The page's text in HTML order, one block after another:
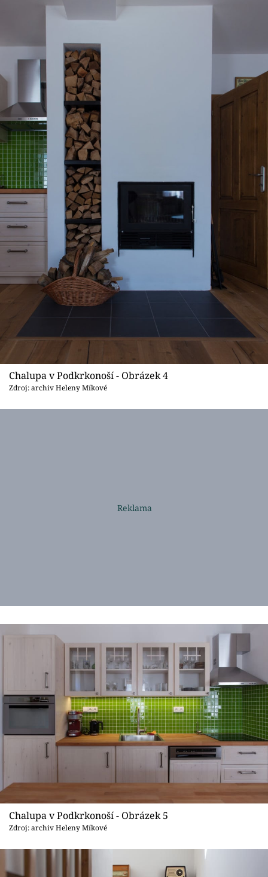
Chalupa v Podkrkonoší - Obrázek 4
Zdroj: archiv Heleny Míkové
Chalupa v Podkrkonoší - Obrázek 5
Zdroj: archiv Heleny Míkové